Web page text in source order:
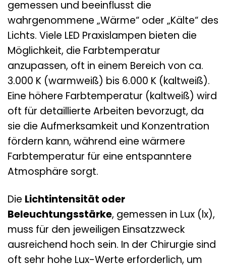
gemessen und beeinflusst die
wahrgenommene „Wärme“ oder „Kälte“ des
Lichts. Viele LED Praxislampen bieten die
Möglichkeit, die Farbtemperatur
anzupassen, oft in einem Bereich von ca.
3.000 K (warmweiß) bis 6.000 K (kaltweiß).
Eine höhere Farbtemperatur (kaltweiß) wird
oft für detaillierte Arbeiten bevorzugt, da
sie die Aufmerksamkeit und Konzentration
fördern kann, während eine wärmere
Farbtemperatur für eine entspanntere
Atmosphäre sorgt.
Die Lichtintensität oder
Beleuchtungsstärke, gemessen in Lux (lx),
muss für den jeweiligen Einsatzzweck
ausreichend hoch sein. In der Chirurgie sind
oft sehr hohe Lux-Werte erforderlich, um